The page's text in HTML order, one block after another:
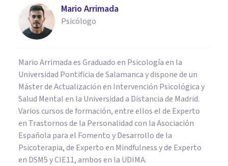
Mario Arrimada
Psicólogo
Mario Arrimada es Graduado en Psicología en la
Universidad Pontificia de Salamanca y dispone de un
Máster de Actualización en Intervención Psicológica y
Salud Mental en la Universidad a Distancia de Madrid.
Varios cursos de formación, entre ellos el de Experto
en Trastornos de la Personalidad con la Asociación
Española para el Fomento y Desarrollo de la
Psicoterapia, de Experto en Mindfulness y de Experto
en DSM5 y CIE11, ambos en la UDIMA.